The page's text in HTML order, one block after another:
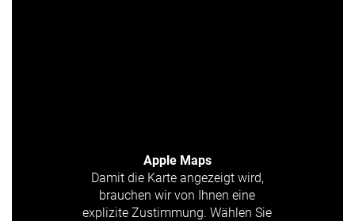
Apple Maps
Damit die Karte angezeigt wird,
brauchen wir von Ihnen eine
explizite Zustimmung. Wählen Sie